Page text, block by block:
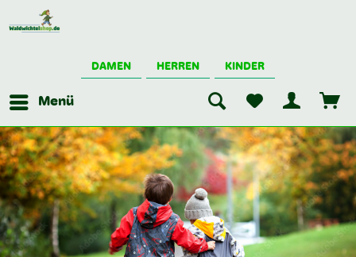
DAMEN HERREN KINDER
Menü